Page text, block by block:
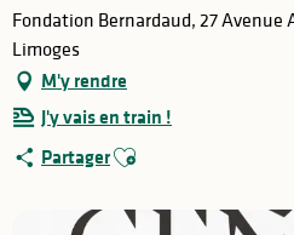
Fondation Bernardaud, 27 Avenue
Limoges
M'y rendre
J'y vais en train !
PartagerAjouter aux favoris